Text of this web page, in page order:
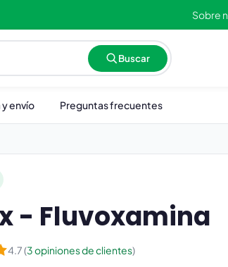
Sobre
Buscar
envío Preguntas frecuentes
- Fluvoxamina
4.7 (3 opiniones de clientes)